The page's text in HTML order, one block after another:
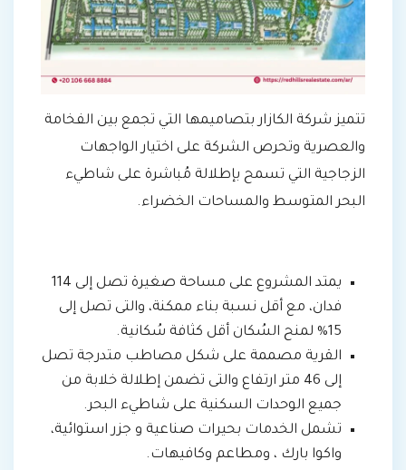
تتميز شركة الكازار بتصاميمها التي تجمع بين الفخامة
والعصرية وتحرص الشركة على اختيار الواجهات
الزجاجية التي تسمح بإطلالة مُباشرة على شاطيء
البحر المتوسط والمساحات الخضراء.
يمتد المشروع على مساحة صغيرة تصل إلى 114
فدان، مع أقل نسبة بناء ممكنة، والتى تصل إلى
15% لمنح السُكان أقل كثافة سُكانية.
القرية مصممة على شكل مصاطب متدرجة تصل
إلى 46 متر ارتفاع والتى تضمن إطلالة خلابة من
جميع الوحدات السكنية على شاطيء البحر.
تشمل الخدمات بحيرات صناعية و جزر استوائية،
واكوا بارك ، ومطاعم وكافيهات.